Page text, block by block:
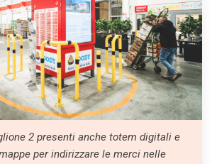
2 presenti anche totem digitali e
per indirizzare le merci nelle